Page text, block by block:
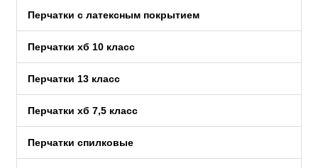
Перчатки c латексным покрытием
Перчатки хб 10 класс
Перчатки 13 класс
Перчатки хб 7,5 класс
Перчатки спилковые